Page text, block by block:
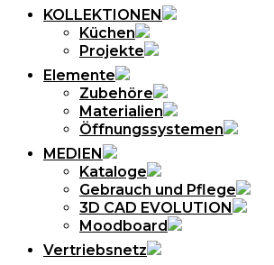
KOLLEKTIONEN
Küchen
Projekte
Elemente
Zubehöre
Materialien
Öffnungssystemen
MEDIEN
Kataloge
Gebrauch und Pflege
3D CAD EVOLUTION
Moodboard
Vertriebsnetz